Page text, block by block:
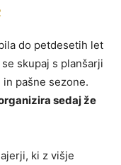
do petdesetih let
skupaj s planšarji
pašne sezone.
sedaj že
ki z višje